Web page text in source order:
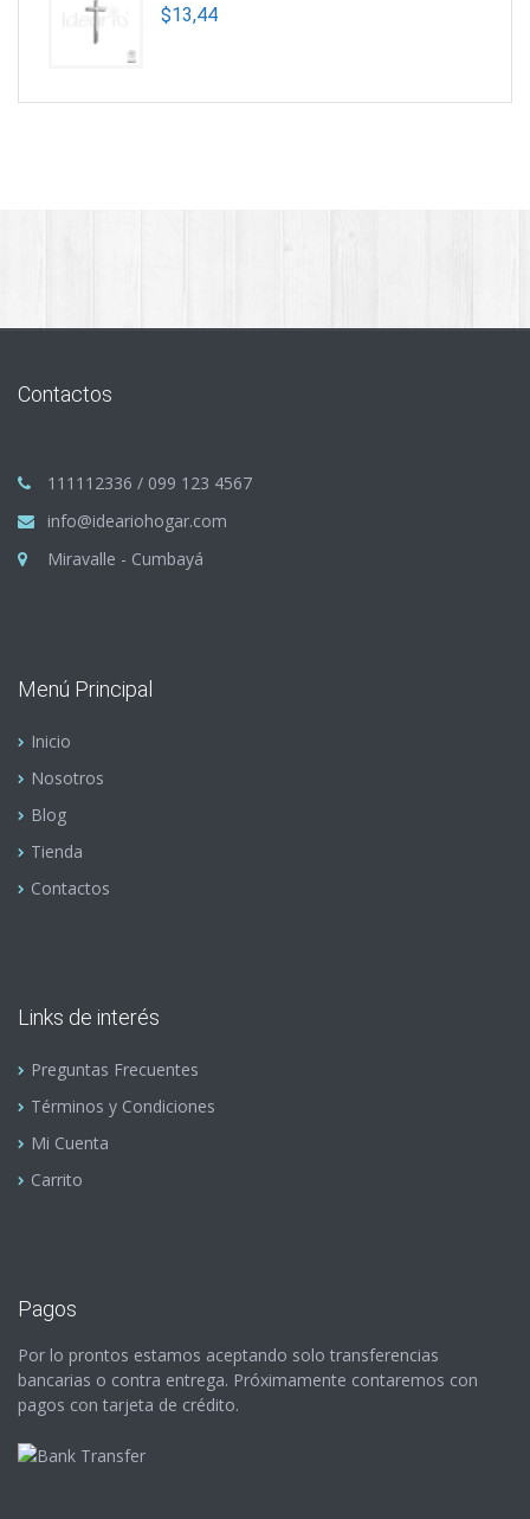
$13,44
Contactos
111112336 / 099 123 4567
info@ideariohogar.com
Miravalle - Cumbayá
Menú Principal
Inicio
Nosotros
Blog
Tienda
Contactos
Links de interés
Preguntas Frecuentes
Términos y Condiciones
Mi Cuenta
Carrito
Pagos
Por lo prontos estamos aceptando solo transferencias
bancarias o contra entrega. Próximamente contaremos con
pagos con tarjeta de crédito.